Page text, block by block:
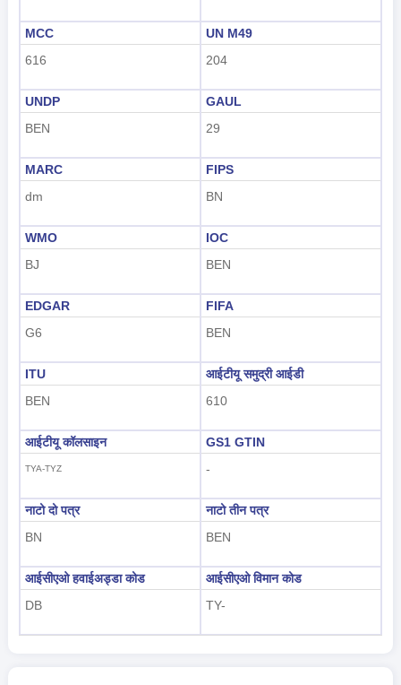
한국어
MCC
616
UN M49
204
UNDP
BEN
GAUL
29
MARC
dm
FIPS
BN
WMO
BJ
IOC
BEN
EDGAR
G6
FIFA
BEN
ITU
BEN
आईटीयू समुद्री आईडी
610
आईटीयू कॉलसाइन
TYA-TYZ
GS1 GTIN
-
नाटो दो पत्र
BN
नाटो तीन पत्र
BEN
आईसीएओ हवाईअड्डा कोड
DB
आईसीएओ विमान कोड
TY-